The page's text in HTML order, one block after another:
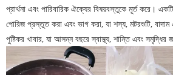
প্রার্থনা এবং পারিবারিক ঐক্যের বিষয়বস্তুকে মূর্ত করে।
পোরিজ প্রস্তুত করা এবং ভাগ করা, যা শস্য, মটরশুটি,
পুষ্টিকর খাবার, যা আসন্ন বছরে স্বাস্থ্য, শান্তি এবং সমৃদ্ধির